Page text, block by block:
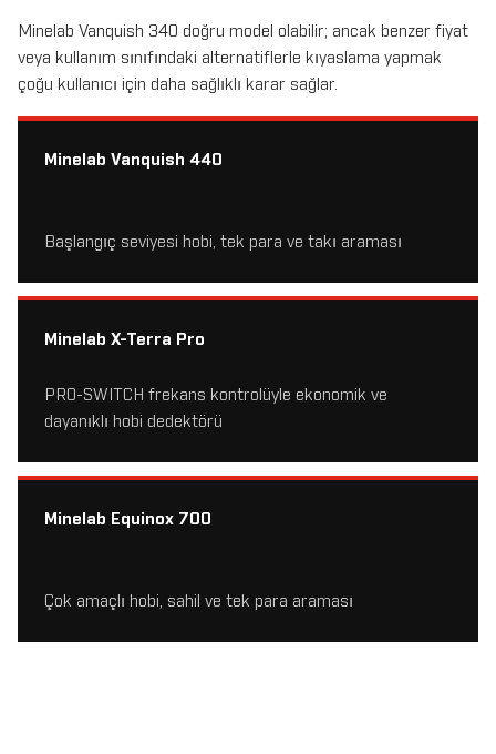
Minelab Vanquish 340 doğru model olabilir; ancak benzer fiyat
veya kullanım sınıfındaki alternatiflerle kıyaslama yapmak
çoğu kullanıcı için daha sağlıklı karar sağlar.
Minelab Vanquish 440
Başlangıç seviyesi hobi, tek para ve takı araması
Minelab X-Terra Pro
PRO-SWITCH frekans kontrolüyle ekonomik ve
dayanıklı hobi dedektörü
Minelab Equinox 700
Çok amaçlı hobi, sahil ve tek para araması